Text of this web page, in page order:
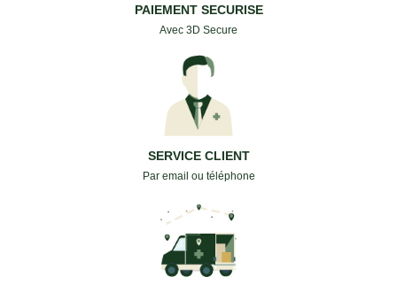
PAIEMENT SECURISE
Avec 3D Secure
SERVICE CLIENT
Par email ou téléphone